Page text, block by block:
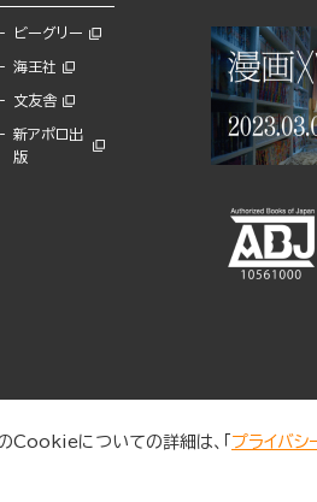
ビーグリー
海王社
文友舎
新アポロ出
版
Cookieについての詳細は、「 プライバシ